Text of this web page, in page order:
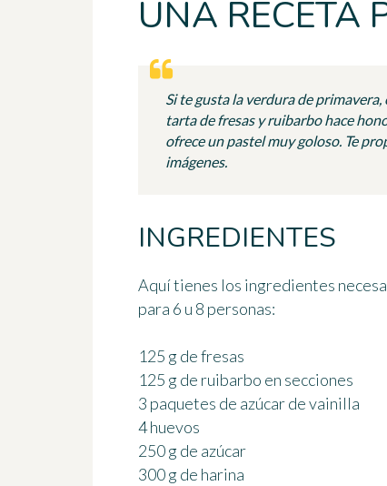
UNA RECETA
Si te gusta la verdura de
tarta de fresas y ruibarbo hace
ofrece un pastel muy goloso. Te
imágenes.
INGREDIENTES
Aquí tienes los ingredientes
para 6 u 8 personas:
125 g de fresas
125 g de ruibarbo en secciones
3 paquetes de azúcar de vainilla
4 huevos
250 g de azúcar
300 g de harina